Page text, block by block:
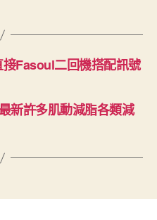
Fasoul二回機搭配訊號
新許多肌動減脂各類減